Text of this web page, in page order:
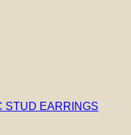
STUD EARRINGS